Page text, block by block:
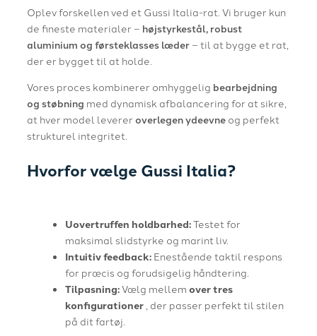
Oplev forskellen ved et Gussi Italia-rat. Vi bruger kun
de fineste materialer – højstyrkestål, robust
aluminium og førsteklasses læder – til at bygge et rat,
der er bygget til at holde.
Vores proces kombinerer omhyggelig bearbejdning
og støbning med dynamisk afbalancering for at sikre,
at hver model leverer overlegen ydeevne og perfekt
strukturel integritet.
Hvorfor vælge Gussi Italia?
Uovertruffen holdbarhed:Testet for
maksimal slidstyrke og marint liv.
Intuitiv feedback: Enestående taktil respons
for præcis og forudsigelig håndtering.
Tilpasning:Vælg mellem over tres
konfigurationer , der passer perfekt til stilen
på dit fartøj.